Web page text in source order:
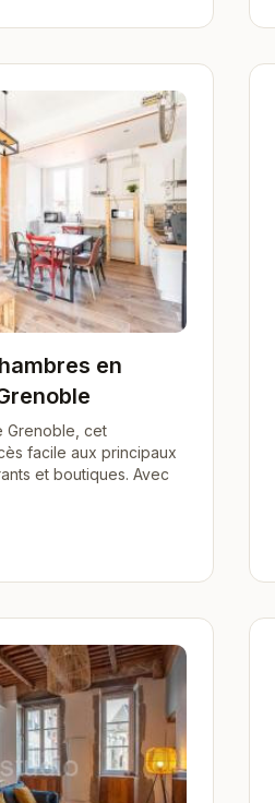
en
Grenoble, cet
facile aux principaux
et boutiques. Avec